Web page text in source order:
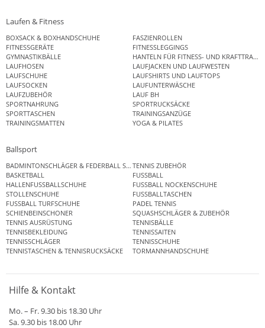
Laufen & Fitness
BOXSACK & BOXHANDSCHUHE
FASZIENROLLEN
FITNESSGERÄTE
FITNESSLEGGINGS
GYMNASTIKBÄLLE
HANTELN FÜR FITNESS- UND
LAUFHOSEN
LAUFJACKEN UND LAUFWESTEN
LAUFSCHUHE
LAUFSHIRTS UND LAUFTOPS
LAUFSOCKEN
LAUFUNTERWÄSCHE
LAUFZUBEHÖR
LAUF BH
SPORTNAHRUNG
SPORTRUCKSÄCKE
SPORTTASCHEN
TRAININGSANZÜGE
TRAININGSMATTEN
YOGA & PILATES
Ballsport
BADMINTONSCHLÄGER & FEDERBALL SETSTENNIS ZUBEHÖR
BASKETBALL
FUSSBALL
HALLENFUSSBALLSCHUHE
FUSSBALL NOCKENSCHUHE
STOLLENSCHUHE
FUSSBALLTASCHEN
FUSSBALL TURFSCHUHE
PADEL TENNIS
SCHIENBEINSCHONER
SQUASHSCHLÄGER & ZUBEHÖR
TENNIS AUSRÜSTUNG
TENNISBÄLLE
TENNISBEKLEIDUNG
TENNISSAITEN
TENNISSCHLÄGER
TENNISSCHUHE
TENNISTASCHEN & TENNISRUCKSÄCKE
TORMANNHANDSCHUHE
Hilfe & Kontakt
Mo. – Fr. 9.30 bis 18.30 Uhr
Sa. 9.30 bis 18.00 Uhr